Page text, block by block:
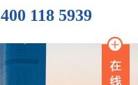
400 118 5939